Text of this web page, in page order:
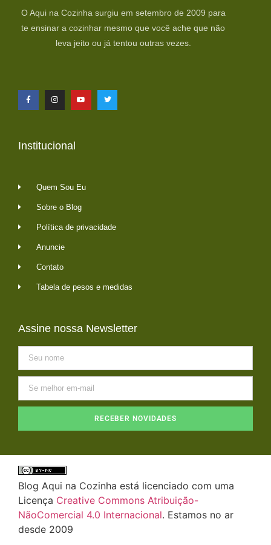
O Aqui na Cozinha surgiu em setembro de 2009 para
te ensinar a cozinhar mesmo que você ache que não
leva jeito ou já tentou outras vezes.
Institucional
Quem Sou Eu
Sobre o Blog
Política de privacidade
Anuncie
Contato
Tabela de pesos e medidas
Assine nossa Newsletter
RECEBER NOVIDADES
Blog Aqui na Cozinha está licenciado com uma
Licença Creative Commons Atribuição-
NãoComercial 4.0 Internacional. Estamos no ar
desde 2009